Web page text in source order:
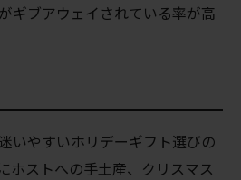
ギブアウェイされている率が高
いやすいホリデーギフト選びの
ホストへの手土産、クリスマス